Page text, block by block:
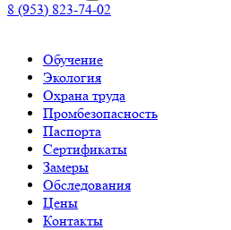
8 (953) 823-74-02
Обучение
Экология
Охрана труда
Промбезопасность
Паспорта
Сертификаты
Замеры
Обследования
Цены
Контакты